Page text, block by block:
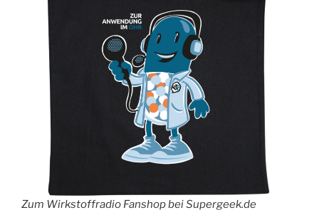
Zum Wirkstoffradio Fanshop bei Supergeek.de